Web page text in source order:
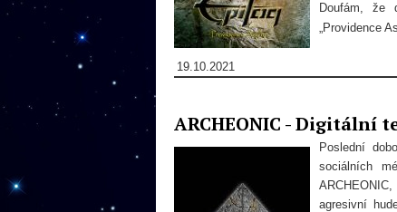
Doufám, že
„Providence
19.10.2021
ARCHEONIC - Digitální
Poslední
sociálních
agresivní